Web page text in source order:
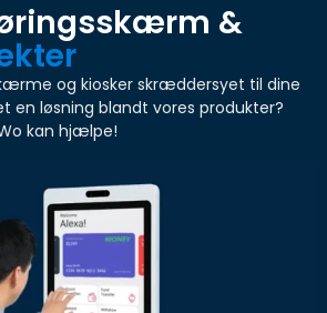
&
og kiosker skræddersyet til dine
en løsning blandt vores produkter?
kan hjælpe!